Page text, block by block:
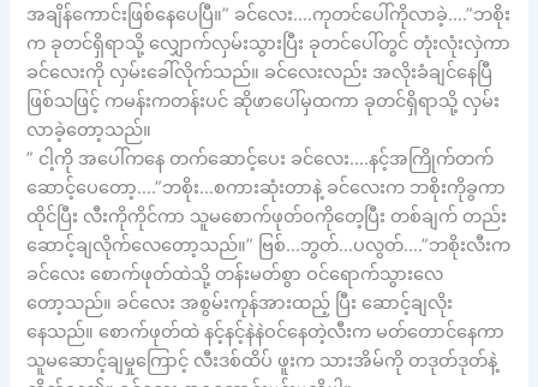
အချိန်ကောင်းဖြစ်နေပေပြီ။” ခင်လေး….ကုတင်ပေါ်ကိုလာခဲ့….”ဘစိုး
က ခုတင်ရှိရာသို့ လျှောက်လှမ်းသွားပြီး ခုတင်ပေါ်တွင် တုံးလုံးလှဲကာ
ခင်လေးကို လှမ်းခေါ်လိုက်သည်။ ခင်လေးလည်း အလိုးခံချင်နေပြီ
ဖြစ်သဖြင့် ကမန်းကတန်းပင် ဆိုဖာပေါ်မှထကာ ခုတင်ရှိရာသို့ လှမ်း
လာခဲ့တော့သည်။
” ငါ့ကို အပေါ်ကနေ တက်ဆောင့်ပေး ခင်လေး….နင့်အကြိုက်တက်
ဆောင့်ပေတော့….”ဘစိုး…စကားဆုံးတာနဲ့ ခင်လေးက ဘစိုးကိုခွကာ
ထိုင်ပြီး လီးကိုကိုင်ကာ သူမစောက်ဖုတ်ဝကိုတေ့ပြီး တစ်ချက် တည်း
ဆောင့်ချလိုက်လေတော့သည်။” ဗြစ်…ဘွတ်…ပလွတ်….”ဘစိုးလီးက
ခင်လေး စောက်ဖုတ်ထဲသို့ တန်းမတ်စွာ ဝင်ရောက်သွားလေ
တော့သည်။ ခင်လေး အစွမ်းကုန်အားထည့် ပြီး ဆောင့်ချလိုး
နေသည်။ စောက်ဖုတ်ထဲ နင့်နင့်နဲနဲဝင်နေတဲ့လီးက မတ်တောင်နေကာ
သူမဆောင့်ချမှုကြောင့် လီးဒစ်ထိပ် ဖူးက သားအိမ်ကို တဒုတ်ဒုတ်နဲ့